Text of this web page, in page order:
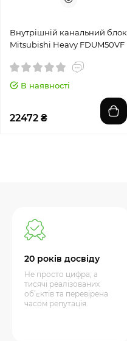
Внутрішній канальний блок
Mitsubishi Heavy FDUM50VF
В наявності
22472 ₴
20 років досвіду
Не просто цифра, а
тисячі реалізованих
об’єктів та перевірена
часом репутація.